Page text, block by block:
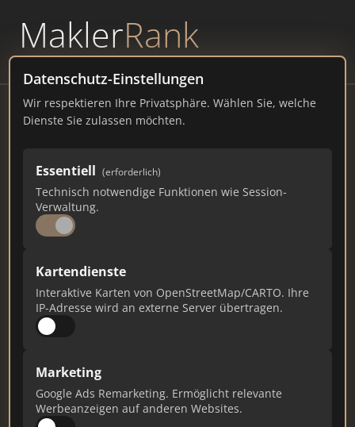
MaklerRank
powered byWAVEPOINT
Datenschutz-Einstellungen
Wir respektieren Ihre Privatsphäre. Wählen Sie, welche
Dienste Sie zulassen möchten.
Essentiell (erforderlich)
Technisch notwendige Funktionen wie Session-
Verwaltung.
Kartendienste
Interaktive Karten von OpenStreetMap/CARTO. Ihre
IP-Adresse wird an externe Server übertragen.
Marketing
Google Ads Remarketing. Ermöglicht relevante
Werbeanzeigen auf anderen Websites.
Rendimo Immobilien
rendimo.de
280
Ist das Ihr Unternehmen?
Verifizieren Sie Ihr Profil, bearbeiten Sie Ihre
Updates.
Profil beanspruchen